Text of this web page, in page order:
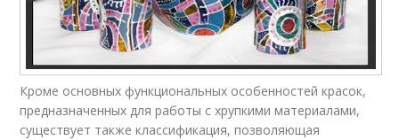
Кроме основных функциональных особенностей красок,
предназначенных для работы с хрупкими материалами,
существует также классификация, позволяющая